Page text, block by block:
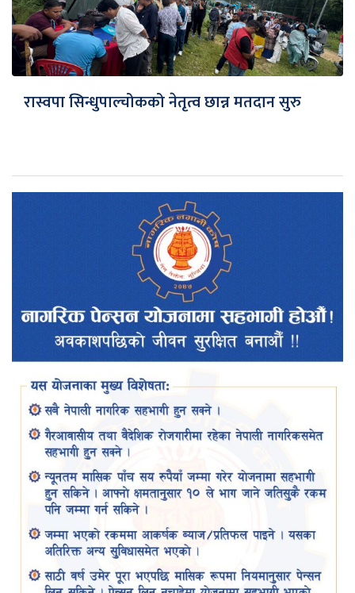
रास्वपा सिन्धुपाल्चोकको नेतृत्व छान्न मतदान सुरु